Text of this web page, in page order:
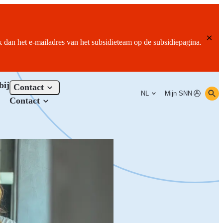
het e-mailadres van het subsidieteam op de subsidiepagina.
Contact
Contact
NL Mijn SNN